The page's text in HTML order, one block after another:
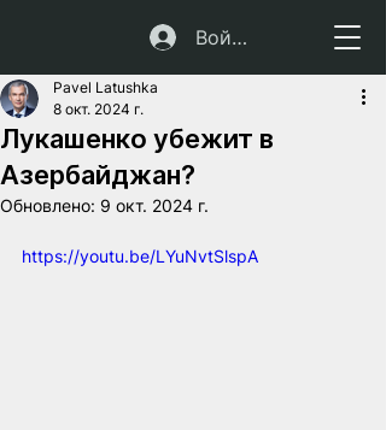
Войти
Лукашенко убежит в
Азербайджан?
Pavel Latushka
8 окт. 2024 г.
Обновлено: 9 окт. 2024 г.
https://youtu.be/LYuNvtSlspA